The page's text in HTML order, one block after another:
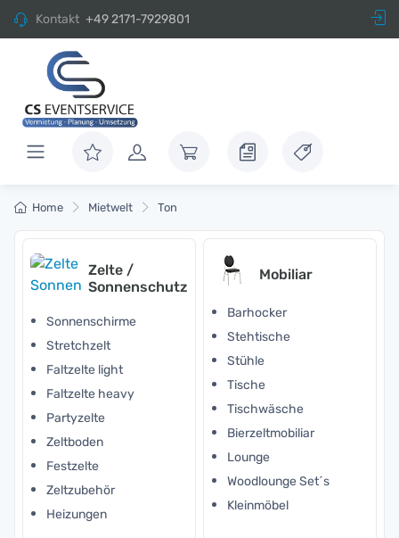
Kontakt +49 2171-7929801
Home Mietwelt Ton
Zelte /
Sonnenschutz
Sonnenschirme
Stretchzelt
Faltzelte light
Faltzelte heavy
Partyzelte
Zeltboden
Festzelte
Zeltzubehör
Heizungen
Mobiliar
Barhocker
Stehtische
Stühle
Tische
Tischwäsche
Bierzeltmobiliar
Lounge
Woodlounge Set´s
Kleinmöbel